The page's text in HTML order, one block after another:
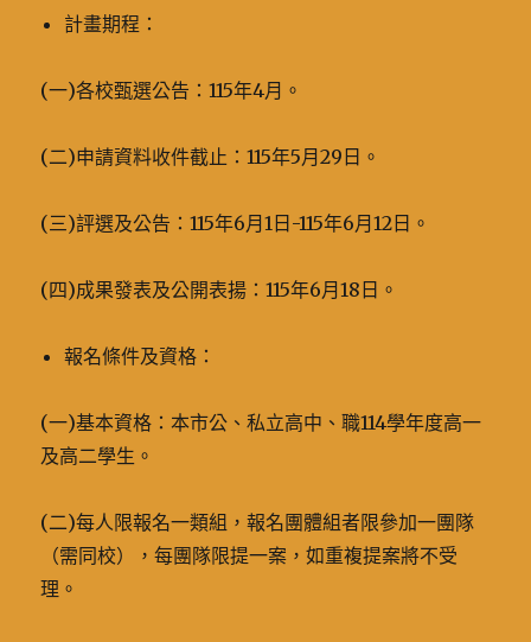
計畫期程：
(一)各校甄選公告：115年4月。
(二)申請資料收件截止：115年5月29日。
(三)評選及公告：115年6月1日-115年6月12日。
(四)成果發表及公開表揚：115年6月18日。
報名條件及資格：
(一)基本資格：本市公、私立高中、職114學年度高一
及高二學生。
(二)每人限報名一類組，報名團體組者限參加一團隊
（需同校），每團隊限提一案，如重複提案將不受
理。